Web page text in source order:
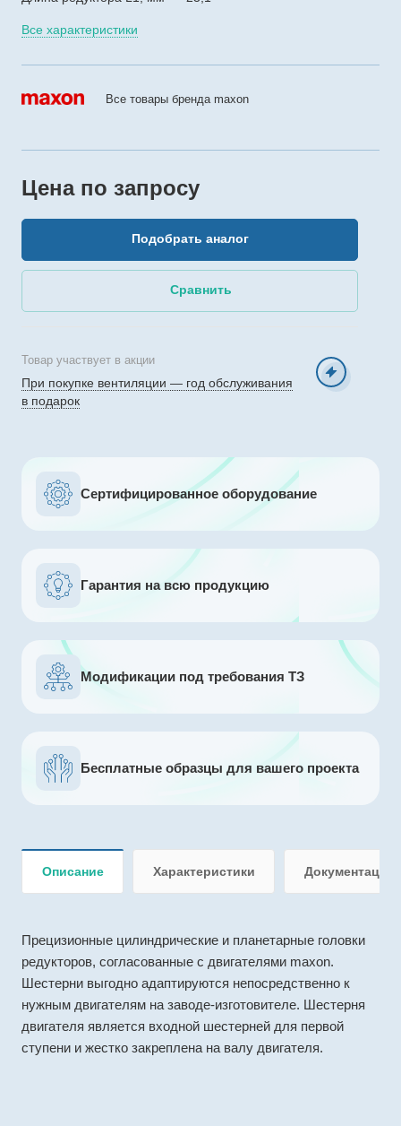
Все характеристики
Все товары бренда maxon
Цена по запросу
Подобрать аналог
Сравнить
Товар участвует в акции
При покупке вентиляции — год обслуживания
в подарок
Сертифицированное оборудование
Гарантия на всю продукцию
Модификации под требования ТЗ
Бесплатные образцы для вашего проекта
Описание Характеристики Документация
Прецизионные цилиндрические и планетарные головки
редукторов, согласованные с двигателями maxon.
Шестерни выгодно адаптируются непосредственно к
нужным двигателям на заводе-изготовителе. Шестерня
двигателя является входной шестерней для первой
ступени и жестко закреплена на валу двигателя.